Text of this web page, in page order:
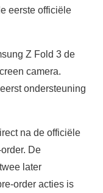
eerste officiële
Z Fold 3 de
camera.
ondersteuning
na de officiële
De
later
order acties is